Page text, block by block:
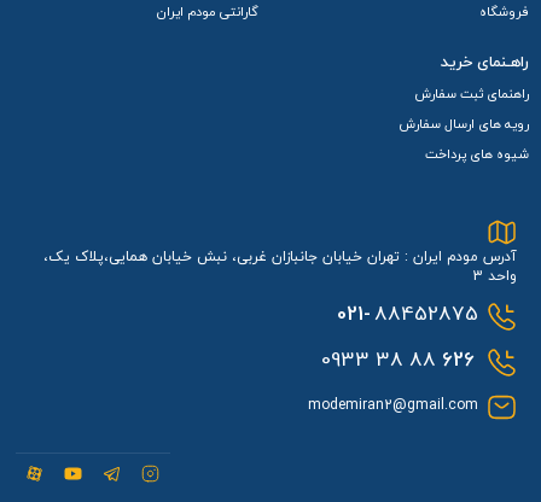
فروشگاه
گارانتی مودم ایران
راهـنمای خرید
راهنمای ثبت سفارش
رویه های ارسال سفارش
شیوه های پرداخت
آدرس مودم ایران : تهران خیابان جانبازان غربی، نبش خیابان همایی،پلاک یک،
واحد 3
021-88452875
626
88 38 0933
modemiran2@gmail.com